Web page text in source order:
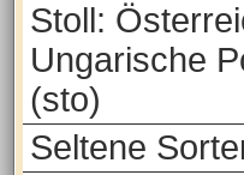
Stoll:
Ungarische
(sto)
Seltene